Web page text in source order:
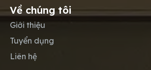
Về chúng tôi
Giới thiệu
Tuyển dụng
Liên hệ